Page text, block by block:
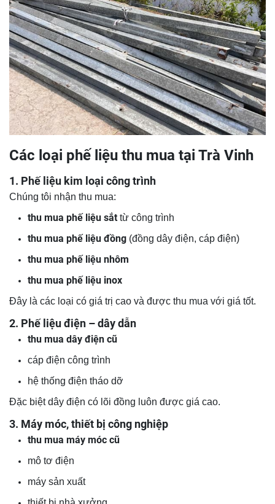
Các loại phế liệu thu mua tại Trà Vinh
1. Phế liệu kim loại công trình
Chúng tôi nhận thu mua:
thu mua phế liệu sắt từ công trình
thu mua phế liệu đồng (đồng dây điện, cáp điện)
thu mua phế liệu nhôm
thu mua phế liệu inox
Đây là các loại có giá trị cao và được thu mua với giá tốt.
2. Phế liệu điện – dây dẫn
thu mua dây điện cũ
cáp điện công trình
hệ thống điện tháo dỡ
Đặc biệt dây điện có lõi đồng luôn được giá cao.
3. Máy móc, thiết bị công nghiệp
thu mua máy móc cũ
mô tơ điện
máy sản xuất